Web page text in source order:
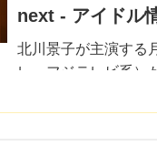
next - アイドル
北川景子が主演する
レ・フジテレビ系）
トでもランキング上